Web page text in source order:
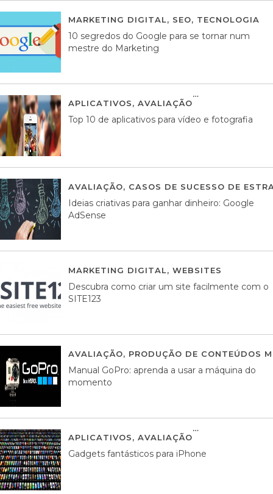
MARKETING DIGITAL, SEO, TECNOLOGIA
10 segredos do Google para se tornar num
mestre do Marketing
APLICATIVOS, AVALIAÇÃO
Top 10 de aplicativos para vídeo e fotografia
AVALIAÇÃO, CASOS DE SUCESSO DE
Ideias criativas para ganhar dinheiro: Google
AdSense
MARKETING DIGITAL, WEBSITES
Descubra como criar um site facilmente com o
SITE123
AVALIAÇÃO, PRODUÇÃO DE CONTEÚDOS
Manual GoPro: aprenda a usar a máquina do
momento
APLICATIVOS, AVALIAÇÃO
Gadgets fantásticos para iPhone